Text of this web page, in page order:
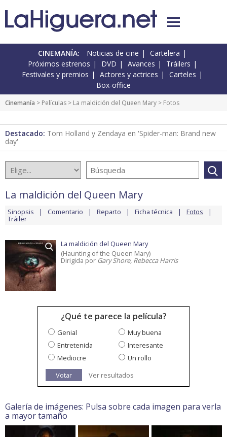
CINEMANÍA: Noticias de cine
Cartelera
Próximos estrenos
DVD Avances
Tráilers
Festivales y premios
Actores y actrices
Carteles
Box-office
Cinemanía > Películas > La maldición del Queen Mary > Fotos
Destacado: Tom Holland y Zendaya en 'Spider-man: Brand new
day'
La maldición del Queen Mary
Sinopsis Comentario Reparto Ficha técnica Fotos
Tráiler
La maldición del Queen Mary
(Haunting of the Queen Mary)
Dirigida por Gary Shore, Rebecca Harris
¿Qué te parece la película?
Genial
Muy buena
Entretenida
Interesante
Mediocre
Un rollo
Votar
Ver resultados
Galería de imágenes: Pulsa sobre cada imagen para verla
a mayor tamaño